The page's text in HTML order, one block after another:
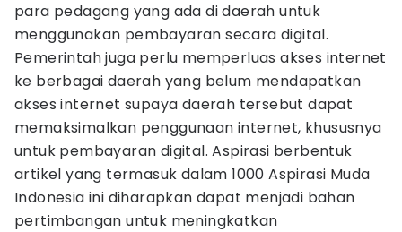
para pedagang yang ada di daerah untuk
menggunakan pembayaran secara digital.
Pemerintah juga perlu memperluas akses internet
ke berbagai daerah yang belum mendapatkan
akses internet supaya daerah tersebut dapat
memaksimalkan penggunaan internet, khususnya
untuk pembayaran digital. Aspirasi berbentuk
artikel yang termasuk dalam 1000 Aspirasi Muda
Indonesia ini diharapkan dapat menjadi bahan
pertimbangan untuk meningkatkan